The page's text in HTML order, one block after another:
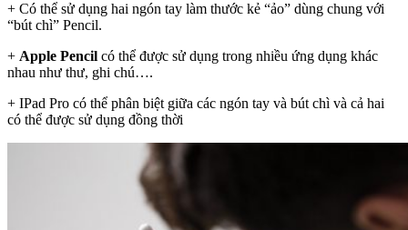
+ Có thể sử dụng hai ngón tay làm thước kẻ “ảo” dùng chung với
“bút chì” Pencil.
+ Apple Pencil có thể được sử dụng trong nhiều ứng dụng khác
nhau như thư, ghi chú….
+ IPad Pro có thể phân biệt giữa các ngón tay và bút chì và cả hai
có thể được sử dụng đồng thời